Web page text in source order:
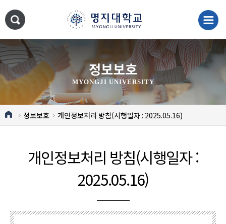
정보보호
MYONGJI UNIVERSITY
정보보호 개인정보처리 방침(시행일자 : 2025.05.16)
개인정보처리 방침(시행일자 :
2025.05.16)